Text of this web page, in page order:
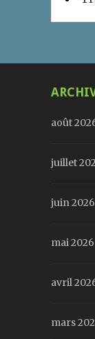
août
juillet
juin 2026
mai 2026
avril
mars